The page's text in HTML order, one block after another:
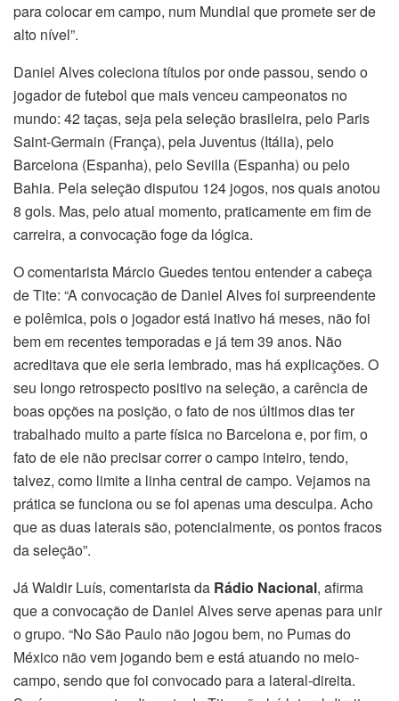
para colocar em campo, num Mundial que promete ser de
alto nível”.
Daniel Alves coleciona títulos por onde passou, sendo o
jogador de futebol que mais venceu campeonatos no
mundo: 42 taças, seja pela seleção brasileira, pelo Paris
Saint-Germain (França), pela Juventus (Itália), pelo
Barcelona (Espanha), pelo Sevilla (Espanha) ou pelo
Bahia. Pela seleção disputou 124 jogos, nos quais anotou
8 gols. Mas, pelo atual momento, praticamente em fim de
carreira, a convocação foge da lógica.
O comentarista Márcio Guedes tentou entender a cabeça
de Tite: “A convocação de Daniel Alves foi surpreendente
e polêmica, pois o jogador está inativo há meses, não foi
bem em recentes temporadas e já tem 39 anos. Não
acreditava que ele seria lembrado, mas há explicações. O
seu longo retrospecto positivo na seleção, a carência de
boas opções na posição, o fato de nos últimos dias ter
trabalhado muito a parte física no Barcelona e, por fim, o
fato de ele não precisar correr o campo inteiro, tendo,
talvez, como limite a linha central de campo. Vejamos na
prática se funciona ou se foi apenas uma desculpa. Acho
que as duas laterais são, potencialmente, os pontos fracos
da seleção”.
Já Waldir Luís, comentarista da Rádio Nacional, afirma
que a convocação de Daniel Alves serve apenas para unir
o grupo. “No São Paulo não jogou bem, no Pumas do
México não vem jogando bem e está atuando no meio-
campo, sendo que foi convocado para a lateral-direita.